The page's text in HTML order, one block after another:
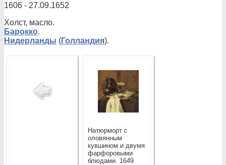
1606 - 27.09.1652
Холст, масло.
Барокко.
Нидерланды (Голландия).
Натюрморт с
оловянным
кувшином и двумя
фарфоровыми
блюдами. 1649